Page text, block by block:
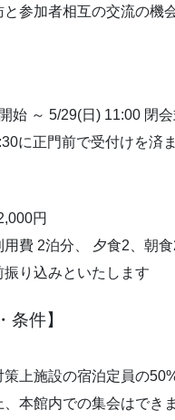
参加者相互の交流の機
始 ～ 5/29(日) 11:00 閉
に正門前で受付けを済
円
用費 2泊分、 夕食2、朝
振り込みといたします
条件】
策上施設の宿泊定員の
、本館内での集会はでき